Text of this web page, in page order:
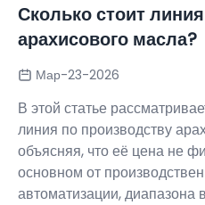
Сколько стоит
арахисового масла?
Мар-23-2026
В этой статье
линия по производству
объясняя, что её цена не
основном от
автоматизации, диапазона